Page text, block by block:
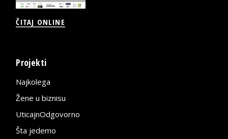
ČITAJ ONLINE
Projekti
Najkolega
Žene u biznisu
UticajnOdgovorno
Šta jedemo